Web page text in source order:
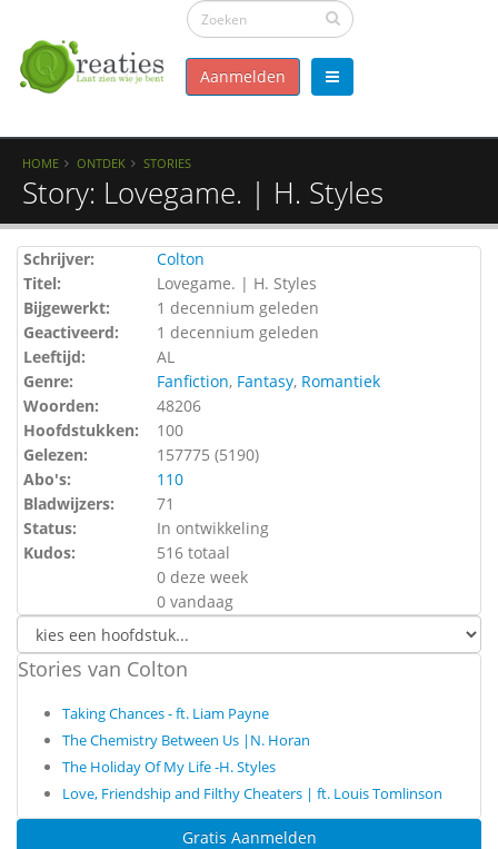
Aanmelden
HOME ONTDEK STORIES
Story: Lovegame. | H. Styles
Schrijver:
Colton
Titel:
Lovegame. | H. Styles
Bijgewerkt:
1 decennium geleden
Geactiveerd:
1 decennium geleden
Leeftijd:
AL
Genre:
Fanfiction, Fantasy, Romantiek
Woorden:
48206
Hoofdstukken:
100
Gelezen:
157775 (5190)
Abo's:
110
Bladwijzers:
71
Status:
In ontwikkeling
Kudos:
516 totaal
0 deze week
0 vandaag
Stories van Colton
Taking Chances - ft. Liam Payne
The Chemistry Between Us |N. Horan
The Holiday Of My Life -H. Styles
Love, Friendship and Filthy Cheaters | ft. Louis Tomlinson
Gratis Aanmelden